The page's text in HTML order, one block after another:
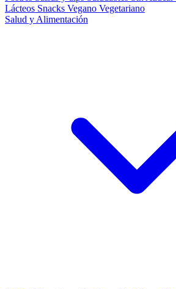
Lácteos Snacks Vegano Vegetariano
Salud y Alimentación